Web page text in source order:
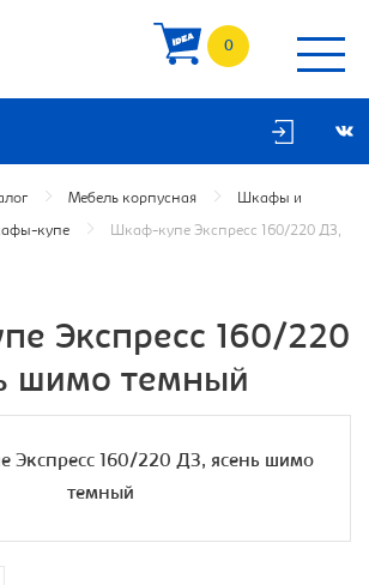
0
Мебель корпусная Шкафы и
купе Шкаф-купе Экспресс 160/220 ДЗ,
Экспресс 160/220
шимо темный